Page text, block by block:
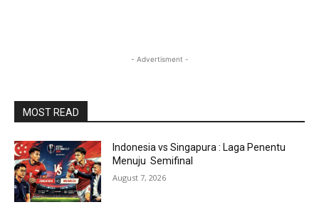
- Advertisment -
MOST READ
Indonesia vs Singapura : Laga Penentu
Menuju Semifinal
August 7, 2026